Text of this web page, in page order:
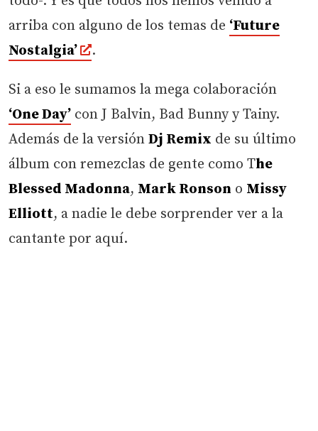
arriba con alguno de los temas de ‘Future
Nostalgia’
.
Si a eso le sumamos la mega colaboración
‘One Day’ con J Balvin, Bad Bunny y Tainy.
Además de la versión Dj Remix de su último
álbum con remezclas de gente como The
Blessed Madonna, Mark Ronson o Missy
Elliott, a nadie le debe sorprender ver a la
cantante por aquí.